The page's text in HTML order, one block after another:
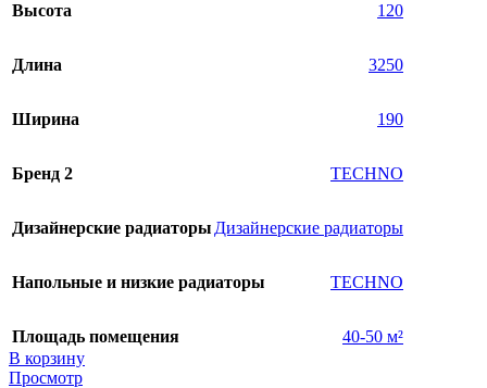
Высота 120
Длина 3250
Ширина 190
Бренд 2 TECHNO
Дизайнерские радиаторы Дизайнерские радиаторы
Напольные и низкие радиаторы TECHNO
Площадь помещения
40-50 м²
В корзину
Просмотр